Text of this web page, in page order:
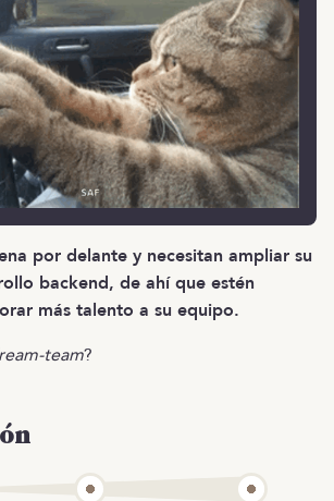
por delante y necesitan ampliar su
backend, de ahí que estén
más talento a su equipo.
team?